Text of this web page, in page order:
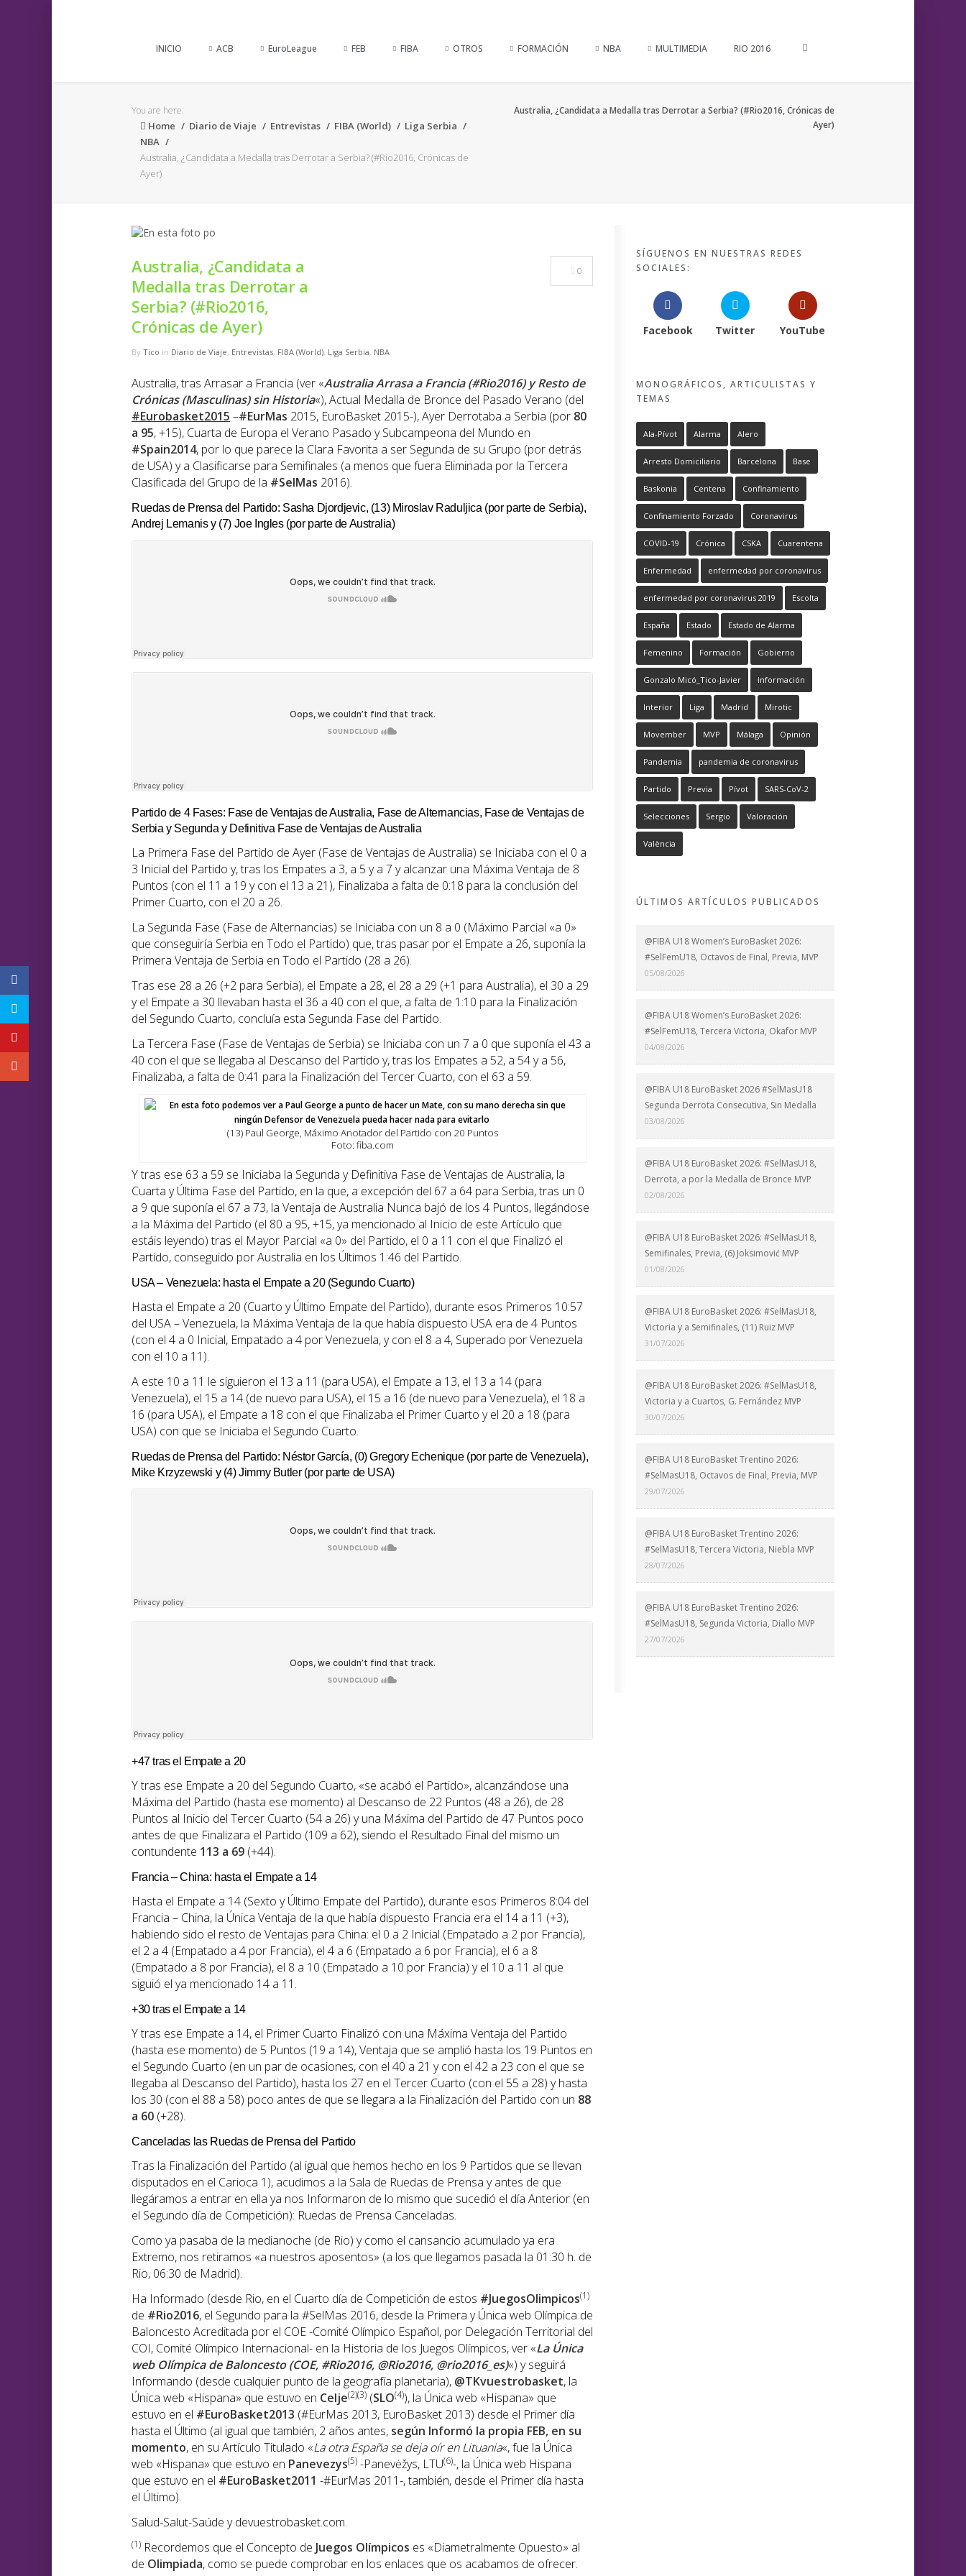
INICIO ACB EuroLeague FEB FIBA OTROS FORMACIÓN NBA MULTIMEDIA RIO 2016
You are here:
Home Diario de Viaje Entrevistas FIBA (World)
Liga Serbia
NBA
Australia, ¿Candidata a Medalla tras Derrotar a Serbia? (#Rio2016, Crónicas de
Ayer)
Australia, ¿Candidata a Medalla tras Derrotar a Serbia? (#Rio2016, Crónicas de
Ayer)
Australia, ¿Candidata a
Medalla tras Derrotar a
Serbia? (#Rio2016,
Crónicas de Ayer)
By Tico in Diario de Viaje, Entrevistas, FIBA (World), Liga Serbia, NBA
0
Australia, tras Arrasar a Francia (ver «Australia Arrasa a Francia (#Rio2016) y Resto de
Crónicas (Masculinas) sin Historia«), Actual Medalla de Bronce del Pasado Verano (del
#Eurobasket2015 –#EurMas 2015, EuroBasket 2015-), Ayer Derrotaba a Serbia (por 80
a 95, +15), Cuarta de Europa el Verano Pasado y Subcampeona del Mundo en
#Spain2014, por lo que parece la Clara Favorita a ser Segunda de su Grupo (por detrás
de USA) y a Clasificarse para Semifinales (a menos que fuera Eliminada por la Tercera
Clasificada del Grupo de la #SelMas 2016).
Ruedas de Prensa del Partido: Sasha Djordjevic, (13) Miroslav Raduljica (por parte de Serbia),
Andrej Lemanis y (7) Joe Ingles (por parte de Australia)
Partido de 4 Fases: Fase de Ventajas de Australia, Fase de Alternancias, Fase de Ventajas de
Serbia y Segunda y Definitiva Fase de Ventajas de Australia
La Primera Fase del Partido de Ayer (Fase de Ventajas de Australia) se Iniciaba con el 0 a
3 Inicial del Partido y, tras los Empates a 3, a 5 y a 7 y alcanzar una Máxima Ventaja de 8
Puntos (con el 11 a 19 y con el 13 a 21), Finalizaba a falta de 0:18 para la conclusión del
Primer Cuarto, con el 20 a 26.
La Segunda Fase (Fase de Alternancias) se Iniciaba con un 8 a 0 (Máximo Parcial «a 0»
que conseguiría Serbia en Todo el Partido) que, tras pasar por el Empate a 26, suponía la
Primera Ventaja de Serbia en Todo el Partido (28 a 26).
Tras ese 28 a 26 (+2 para Serbia), el Empate a 28, el 28 a 29 (+1 para Australia), el 30 a 29
y el Empate a 30 llevaban hasta el 36 a 40 con el que, a falta de 1:10 para la Finalización
del Segundo Cuarto, concluía esta Segunda Fase del Partido.
La Tercera Fase (Fase de Ventajas de Serbia) se Iniciaba con un 7 a 0 que suponía el 43 a
40 con el que se llegaba al Descanso del Partido y, tras los Empates a 52, a 54 y a 56,
Finalizaba, a falta de 0:41 para la Finalización del Tercer Cuarto, con el 63 a 59.
(13) Paul George, Máximo Anotador del Partido con 20 Puntos
Foto: fiba.com
Y tras ese 63 a 59 se Iniciaba la Segunda y Definitiva Fase de Ventajas de Australia, la
Cuarta y Última Fase del Partido, en la que, a excepción del 67 a 64 para Serbia, tras un 0
a 9 que suponía el 67 a 73, la Ventaja de Australia Nunca bajó de los 4 Puntos, llegándose
a la Máxima del Partido (el 80 a 95, +15, ya mencionado al Inicio de este Artículo que
estáis leyendo) tras el Mayor Parcial «a 0» del Partido, el 0 a 11 con el que Finalizó el
Partido, conseguido por Australia en los Últimos 1:46 del Partido.
USA – Venezuela: hasta el Empate a 20 (Segundo Cuarto)
Hasta el Empate a 20 (Cuarto y Último Empate del Partido), durante esos Primeros 10:57
del USA – Venezuela, la Máxima Ventaja de la que había dispuesto USA era de 4 Puntos
(con el 4 a 0 Inicial, Empatado a 4 por Venezuela, y con el 8 a 4, Superado por Venezuela
con el 10 a 11).
A este 10 a 11 le siguieron el 13 a 11 (para USA), el Empate a 13, el 13 a 14 (para
Venezuela), el 15 a 14 (de nuevo para USA), el 15 a 16 (de nuevo para Venezuela), el 18 a
16 (para USA), el Empate a 18 con el que Finalizaba el Primer Cuarto y el 20 a 18 (para
USA) con que se Iniciaba el Segundo Cuarto.
Ruedas de Prensa del Partido: Néstor García, (0) Gregory Echenique (por parte de Venezuela),
Mike Krzyzewski y (4) Jimmy Butler (por parte de USA)
+47 tras el Empate a 20
Y tras ese Empate a 20 del Segundo Cuarto, «se acabó el Partido», alcanzándose una
Máxima del Partido (hasta ese momento) al Descanso de 22 Puntos (48 a 26), de 28
Puntos al Inicio del Tercer Cuarto (54 a 26) y una Máxima del Partido de 47 Puntos poco
antes de que Finalizara el Partido (109 a 62), siendo el Resultado Final del mismo un
contundente 113 a 69 (+44).
Francia – China: hasta el Empate a 14
Hasta el Empate a 14 (Sexto y Último Empate del Partido), durante esos Primeros 8:04 del
Francia – China, la Única Ventaja de la que había dispuesto Francia era el 14 a 11 (+3),
habiendo sido el resto de Ventajas para China: el 0 a 2 Inicial (Empatado a 2 por Francia),
el 2 a 4 (Empatado a 4 por Francia), el 4 a 6 (Empatado a 6 por Francia), el 6 a 8
(Empatado a 8 por Francia), el 8 a 10 (Empatado a 10 por Francia) y el 10 a 11 al que
siguió el ya mencionado 14 a 11.
+30 tras el Empate a 14
Y tras ese Empate a 14, el Primer Cuarto Finalizó con una Máxima Ventaja del Partido
(hasta ese momento) de 5 Puntos (19 a 14), Ventaja que se amplió hasta los 19 Puntos en
el Segundo Cuarto (en un par de ocasiones, con el 40 a 21 y con el 42 a 23 con el que se
llegaba al Descanso del Partido), hasta los 27 en el Tercer Cuarto (con el 55 a 28) y hasta
los 30 (con el 88 a 58) poco antes de que se llegara a la Finalización del Partido con un 88
a 60 (+28).
Canceladas las Ruedas de Prensa del Partido
Tras la Finalización del Partido (al igual que hemos hecho en los 9 Partidos que se llevan
disputados en el Carioca 1), acudimos a la Sala de Ruedas de Prensa y antes de que
llegáramos a entrar en ella ya nos Informaron de lo mismo que sucedió el día Anterior (en
el Segundo día de Competición): Ruedas de Prensa Canceladas.
Como ya pasaba de la medianoche (de Rio) y como el cansancio acumulado ya era
Extremo, nos retiramos «a nuestros aposentos» (a los que llegamos pasada la 01:30 h. de
Rio, 06:30 de Madrid).
Ha Informado (desde Rio, en el Cuarto día de Competición de estos #JuegosOlimpicos(1)
de #Rio2016, el Segundo para la #SelMas 2016, desde la Primera y Única web Olímpica de
Baloncesto Acreditada por el COE -Comité Olímpico Español, por Delegación Territorial del
COI, Comité Olímpico Internacional- en la Historia de los Juegos Olímpicos, ver «La Única
web Olímpica de Baloncesto (COE, #Rio2016, @Rio2016, @rio2016_es)«) y seguirá
Informando (desde cualquier punto de la geografía planetaria), @TKvuestrobasket, la
Única web «Hispana» que estuvo en Celje(2)(3) (SLO(4)), la Única web «Hispana» que
estuvo en el #EuroBasket2013 (#EurMas 2013, EuroBasket 2013) desde el Primer día
hasta el Último (al igual que también, 2 años antes, según Informó la propia FEB, en su
momento, en su Artículo Titulado «La otra España se deja oír en Lituania«, fue la Única
web «Hispana» que estuvo en Panevezys(5) -Panevėžys, LTU(6)-, la Única web Hispana
que estuvo en el #EuroBasket2011 -#EurMas 2011-, también, desde el Primer día hasta
el Último).
Salud-Salut-Saúde y devuestrobasket.com.
(1) Recordemos que el Concepto de Juegos Olímpicos es «Diametralmente Opuesto» al
de Olimpiada, como se puede comprobar en los enlaces que os acabamos de ofrecer.
SÍGUENOS EN NUESTRAS REDES
SOCIALES:
Facebook Twitter YouTube
MONOGRÁFICOS, ARTICULISTAS Y
TEMAS
Ala-Pívot Alarma Alero
Arresto Domiciliario Barcelona Base
Baskonia Centena Confinamiento
Confinamiento Forzado Coronavirus
COVID-19 Crónica CSKA Cuarentena
Enfermedad enfermedad por coronavirus
enfermedad por coronavirus 2019 Escolta
España Estado Estado de Alarma
Femenino Formación Gobierno
Gonzalo Micó_Tico-Javier Información
Interior Liga Madrid Mirotic
Movember MVP Málaga Opinión
Pandemia pandemia de coronavirus
Partido Previa Pívot SARS-CoV-2
Selecciones Sergio Valoración
València
ÚLTIMOS ARTÍCULOS PUBLICADOS
@FIBA U18 Women’s EuroBasket 2026:
#SelFemU18, Octavos de Final, Previa, MVP
05/08/2026
@FIBA U18 Women’s EuroBasket 2026:
#SelFemU18, Tercera Victoria, Okafor MVP
04/08/2026
@FIBA U18 EuroBasket 2026 #SelMasU18
Segunda Derrota Consecutiva, Sin Medalla
03/08/2026
@FIBA U18 EuroBasket 2026: #SelMasU18,
Derrota, a por la Medalla de Bronce MVP
02/08/2026
@FIBA U18 EuroBasket 2026: #SelMasU18,
Semifinales, Previa, (6) Joksimović MVP
01/08/2026
@FIBA U18 EuroBasket 2026: #SelMasU18,
Victoria y a Semifinales, (11) Ruiz MVP
31/07/2026
@FIBA U18 EuroBasket 2026: #SelMasU18,
Victoria y a Cuartos, G. Fernández MVP
30/07/2026
@FIBA U18 EuroBasket Trentino 2026:
#SelMasU18, Octavos de Final, Previa, MVP
29/07/2026
@FIBA U18 EuroBasket Trentino 2026:
#SelMasU18, Tercera Victoria, Niebla MVP
28/07/2026
@FIBA U18 EuroBasket Trentino 2026:
#SelMasU18, Segunda Victoria, Diallo MVP
27/07/2026